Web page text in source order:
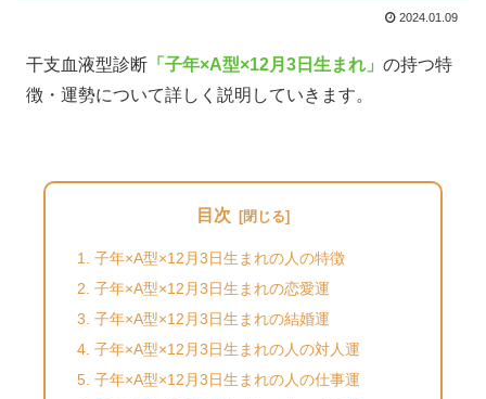
2024.01.09
干支血液型診断 「子年×A型×12月3日生まれ」 の持つ特
徴・運勢について詳しく説明していきます。
目次
子年×A型×12月3日生まれの人の特徴
子年×A型×12月3日生まれの恋愛運
子年×A型×12月3日生まれの結婚運
子年×A型×12月3日生まれの人の対人運
子年×A型×12月3日生まれの人の仕事運